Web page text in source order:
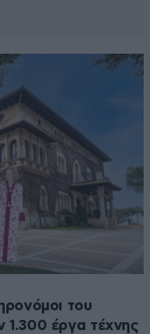
του
1.300 έργα τέχνης